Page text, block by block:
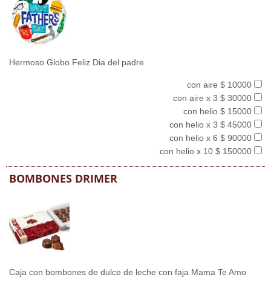
Hermoso Globo Feliz Dia del padre
con aire $ 10000
con aire x 3 $ 30000
con helio $ 15000
con helio x 3 $ 45000
con helio x 6 $ 90000
con helio x 10 $ 150000
BOMBONES DRIMER
Caja con bombones de dulce de leche con faja Mama Te Amo